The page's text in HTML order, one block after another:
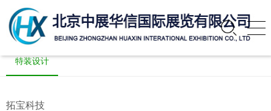
特装设计
拓宝科技